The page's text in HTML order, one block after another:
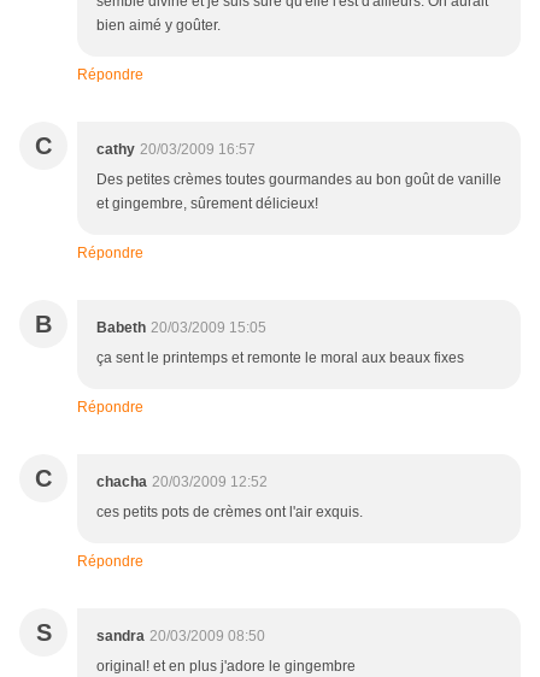
bien aimé y goûter.
Répondre
C cathy 20/03/2009 16:57
Des petites crèmes toutes gourmandes au bon goût de vanille
et gingembre, sûrement délicieux!
Répondre
B Babeth 20/03/2009 15:05
ça sent le printemps et remonte le moral aux beaux fixes
Répondre
C chacha 20/03/2009 12:52
ces petits pots de crèmes ont l'air exquis.
Répondre
S sandra 20/03/2009 08:50
original! et en plus j'adore le gingembre